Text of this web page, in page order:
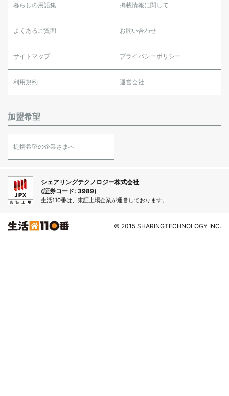
暮らしの用語集 掲載情報に関して
よくあるご質問 お問い合わせ
サイトマップ プライバシーポリシー
利用規約 運営会社
加盟希望
提携希望の企業さまへ
シェアリングテクノロジー株式会社
(証券コード: 3989)
生活110番は、東証上場企業が運営しております。
© 2015 SHARINGTECHNOLOGY INC.